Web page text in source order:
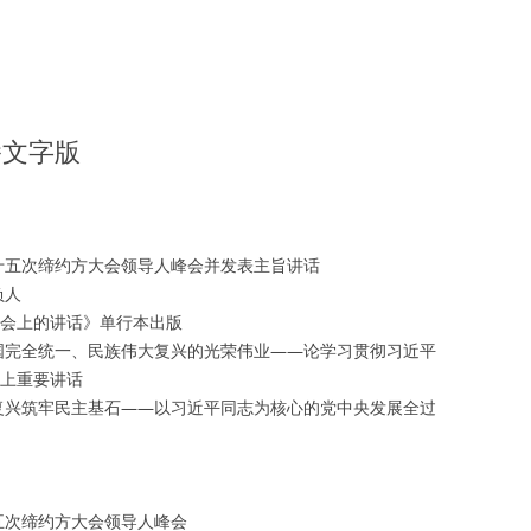
字版
次缔约方大会领导人峰会并发表主旨讲话
上的讲话》单行本出版
完全统一、民族伟大复兴的光荣伟业——论学习贯彻习近平
重要讲话
筑牢民主基石——以习近平同志为核心的党中央发展全过
缔约方大会领导人峰会